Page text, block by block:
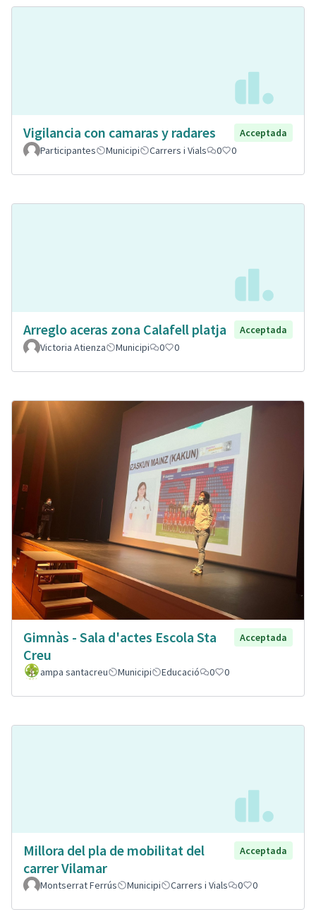
Vigilancia con camaras y radares
Acceptada
Participantes
Municipi Carrers i Vials 0 0
Arreglo aceras zona Calafell platja
Acceptada
Victoria Atienza
Municipi 0 0
Gimnàs - Sala d'actes Escola Sta
Creu
Acceptada
ampa santacreu Municipi Educació 0 0
Millora del pla de mobilitat del
carrer Vilamar
Acceptada
Montserrat Ferrús Municipi Carrers i Vials 0 0